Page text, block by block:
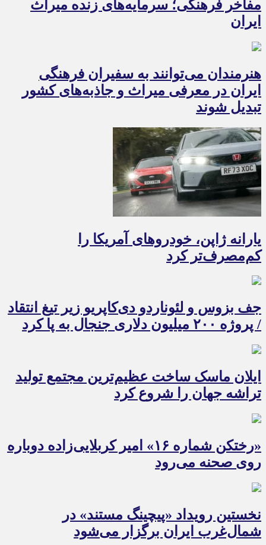
مفاخر فرهنگی؛ سرمایه‌های زنده میراث
ایران
هنرمندان می‌توانند به سفیران فرهنگی
ایران در معرفی میراث و جاذبه‌های کشور
تبدیل شوند
یارانه ژاپن، خودروهای آمریکا را
کم‌مصرف‌تر کرد
جف بزوس و لئوناردو دی‌کاپریو زیر تیغ انتقاد
/ پروژه ۲۰۰ میلیون دلاری جنجال به پا کرد
ایلان ماسک ساخت عظیم‌ترین مجتمع تولید
تراشه جهان را شروع کرد
«رختکن شماره ۱۶» امیر کربلایی‌زاده دوباره
روی صحنه می‌رود
نخستین رویداد «پیچینگ مستند» در
شمال‌غرب ایران برگزار می‌شود